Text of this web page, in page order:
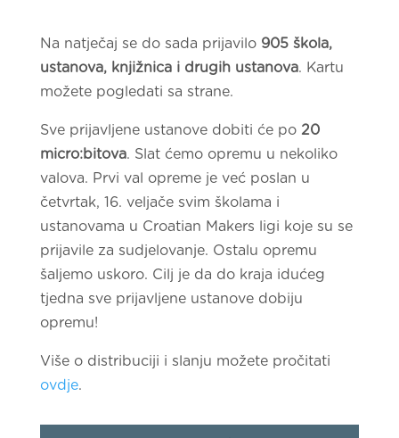
Na natječaj se do sada prijavilo 905 škola,
ustanova, knjižnica i drugih ustanova. Kartu
možete pogledati sa strane.
Sve prijavljene ustanove dobiti će po 20
micro:bitova. Slat ćemo opremu u nekoliko
valova. Prvi val opreme je već poslan u
četvrtak, 16. veljače svim školama i
ustanovama u Croatian Makers ligi koje su se
prijavile za sudjelovanje. Ostalu opremu
šaljemo uskoro. Cilj je da do kraja idućeg
tjedna sve prijavljene ustanove dobiju
opremu!
Više o distribuciji i slanju možete pročitati
ovdje.